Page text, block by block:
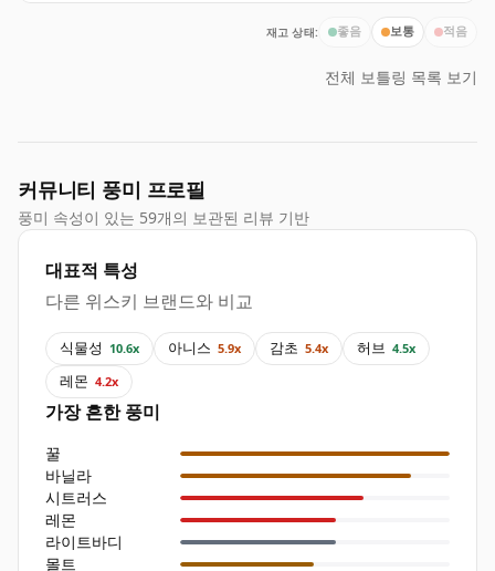
재고 상태: 좋음 보통 적음
전체 보틀링 목록 보기
커뮤니티 풍미 프로필
풍미 속성이 있는 59개의 보관된 리뷰 기반
대표적 특성
다른 위스키 브랜드와 비교
식물성 10.6x 아니스 5.9x 감초 5.4x 허브 4.5x
레몬 4.2x
가장 흔한 풍미
꿀
바닐라
시트러스
레몬
라이트바디
몰트